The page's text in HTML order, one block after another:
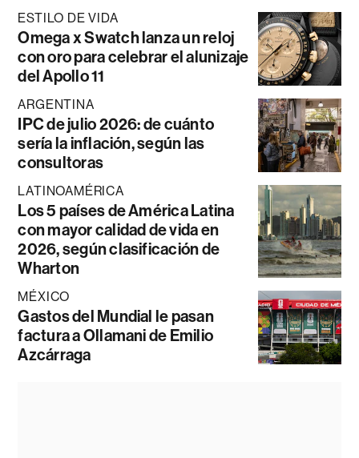
ESTILO DE VIDA
Omega x Swatch lanza un reloj
con oro para celebrar el alunizaje
del Apollo 11
ARGENTINA
IPC de julio 2026: de cuánto
sería la inflación, según las
consultoras
LATINOAMÉRICA
Los 5 países de América Latina
con mayor calidad de vida en
2026, según clasificación de
Wharton
MÉXICO
Gastos del Mundial le pasan
factura a Ollamani de Emilio
Azcárraga